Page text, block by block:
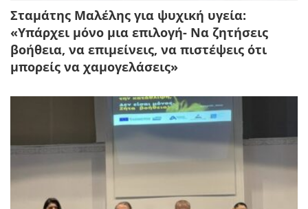
Σταμάτης Μαλέλης για ψυχική υγεία:
«Υπάρχει μόνο μια επιλογή- Να ζητήσεις
βοήθεια, να επιμείνεις, να πιστέψεις ότι
μπορείς να χαμογελάσεις»